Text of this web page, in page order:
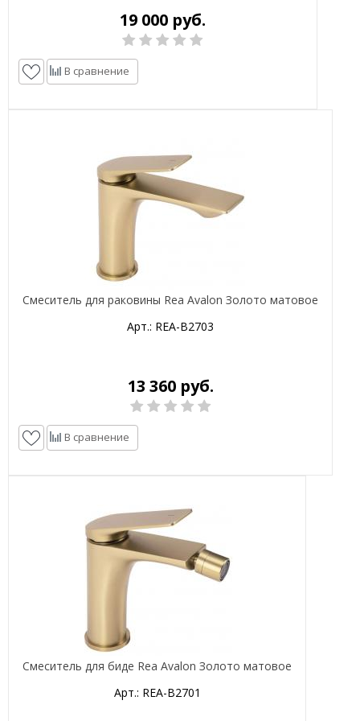
19 000 руб.
В сравнение
Смеситель для раковины Rea Avalon Золото матовое
Арт.: REA-B2703
13 360 руб.
В сравнение
Смеситель для биде Rea Avalon Золото матовое
Арт.: REA-B2701